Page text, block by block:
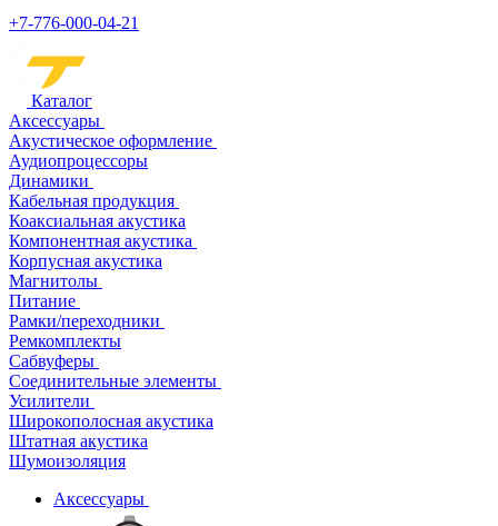
+7-776-000-04-21
Каталог
Аксессуары
Акустическое оформление
Аудиопроцессоры
Динамики
Кабельная продукция
Коаксиальная акустика
Компонентная акустика
Корпусная акустика
Магнитолы
Питание
Рамки/переходники
Ремкомплекты
Сабвуферы
Соединительные элементы
Усилители
Широкополосная акустика
Штатная акустика
Шумоизоляция
Аксессуары